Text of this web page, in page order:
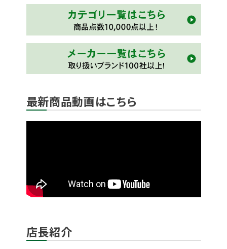
最新商品動画はこちら
店長紹介